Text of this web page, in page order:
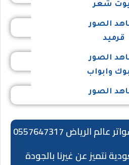
شعر
الصور
قرميد
الصور
وابواب
الصور
تمتد أعمال مظلات وسواتر عالم الرياض 0557647317
نتميز عن غيرنا بالجودة